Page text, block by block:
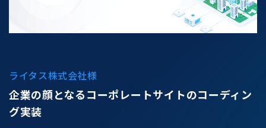
ライタス株式会社様
企業の顔となるコーポレートサイトのコーディン
グ実装